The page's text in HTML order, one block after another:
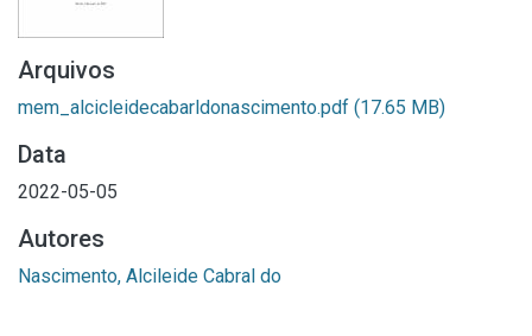
Arquivos
mem_alcicleidecabarldonascimento.pdf (17.65 MB)
Data
2022-05-05
Autores
Nascimento, Alcileide Cabral do